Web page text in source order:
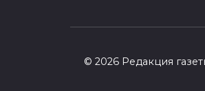
© 2026 Редакция